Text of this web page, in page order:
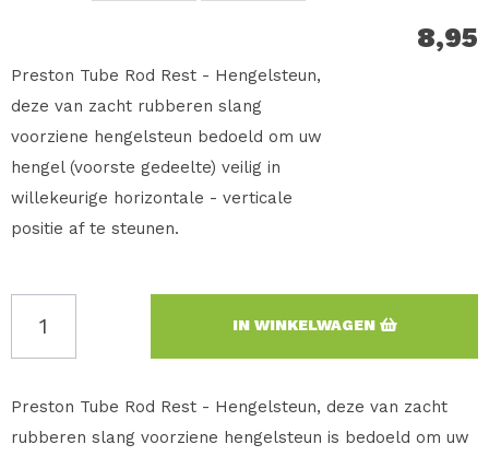
8,95
Preston Tube Rod Rest - Hengelsteun,
deze van zacht rubberen slang
voorziene hengelsteun bedoeld om uw
hengel (voorste gedeelte) veilig in
willekeurige horizontale - verticale
positie af te steunen.
IN WINKELWAGEN
Preston Tube Rod Rest - Hengelsteun, deze van zacht
rubberen slang voorziene hengelsteun is bedoeld om uw